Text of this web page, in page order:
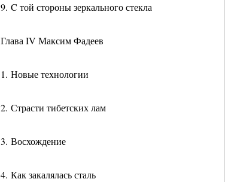
9. C той стороны зеркального стекла
Глава IV Максим Фадеев
1. Новые технологии
2. Страсти тибетских лам
3. Восхождение
4. Как закалялась сталь